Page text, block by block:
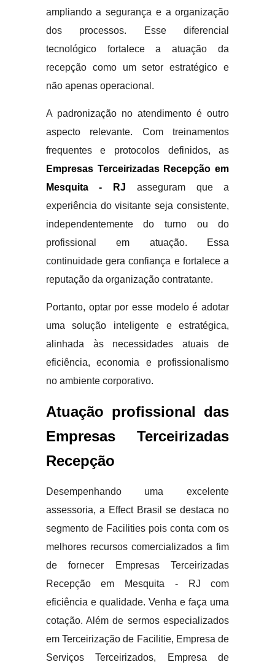
ampliando a segurança e a organização
dos processos. Esse diferencial
tecnológico fortalece a atuação da
recepção como um setor estratégico e
não apenas operacional.
A padronização no atendimento é outro
aspecto relevante. Com treinamentos
frequentes e protocolos definidos, as
Empresas Terceirizadas Recepção em
Mesquita - RJ asseguram que a
experiência do visitante seja consistente,
independentemente do turno ou do
profissional em atuação. Essa
continuidade gera confiança e fortalece a
reputação da organização contratante.
Portanto, optar por esse modelo é adotar
uma solução inteligente e estratégica,
alinhada às necessidades atuais de
eficiência, economia e profissionalismo
no ambiente corporativo.
Atuação profissional das
Empresas Terceirizadas
Recepção
Desempenhando uma excelente
assessoria, a Effect Brasil se destaca no
segmento de Facilities pois conta com os
melhores recursos comercializados a fim
de fornecer Empresas Terceirizadas
Recepção em Mesquita - RJ com
eficiência e qualidade. Venha e faça uma
cotação. Além de sermos especializados
em Terceirização de Facilitie, Empresa de
Serviços Terceirizados, Empresa de